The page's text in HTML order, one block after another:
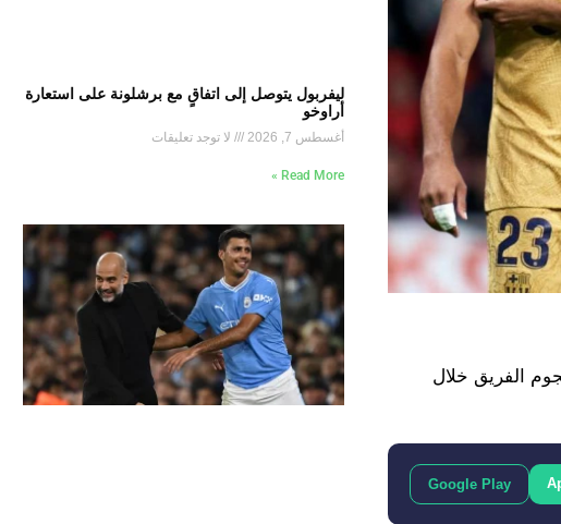
الفريق خلال
Google Play
ليفربول يتوصل إلى اتفاقٍ مع برشلونة على استعارة
أراوخو
أغسطس 7, 2026 لا توجد تعليقات
Read More »